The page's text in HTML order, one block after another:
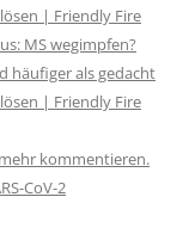
| Friendly Fire
MS wegimpfen?
häufiger als gedacht
| Friendly Fire
kommentieren.
CoV-2